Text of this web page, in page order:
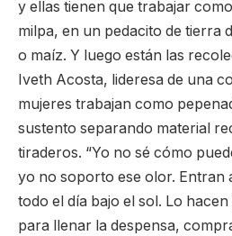
y ellas tienen que trabajar
milpa, en un pedacito de tierra
o maíz. Y luego están las
Iveth Acosta, lideresa de una
mujeres trabajan como
sustento separando material
tiraderos. “Yo no sé cómo
yo no soporto ese olor. Entran
todo el día bajo el sol. Lo
para llenar la despensa,